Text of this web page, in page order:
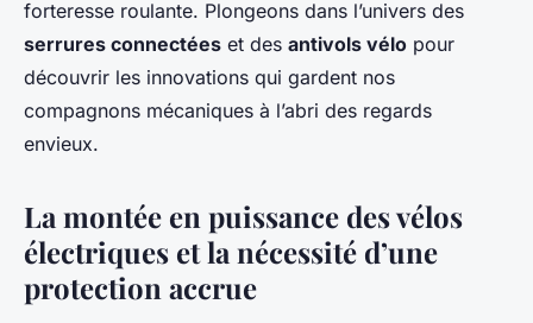
forteresse roulante. Plongeons dans l’univers des
serrures connectées et des antivols vélo pour
découvrir les innovations qui gardent nos
compagnons mécaniques à l’abri des regards
envieux.
La montée en puissance des vélos
électriques et la nécessité d’une
protection accrue